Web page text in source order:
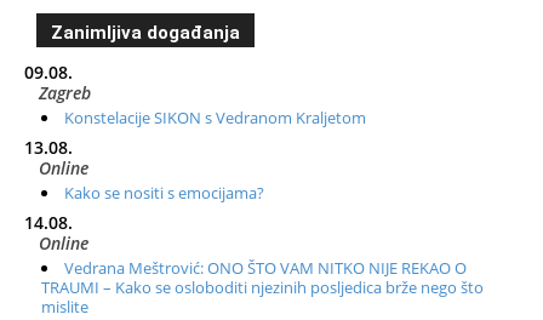
Zanimljiva događanja
09.08.
Zagreb
Konstelacije SIKON s Vedranom Kraljetom
13.08.
Online
Kako se nositi s emocijama?
14.08.
Online
Vedrana Meštrović: ONO ŠTO VAM NITKO NIJE REKAO O
TRAUMI – Kako se osloboditi njezinih posljedica brže nego što
mislite